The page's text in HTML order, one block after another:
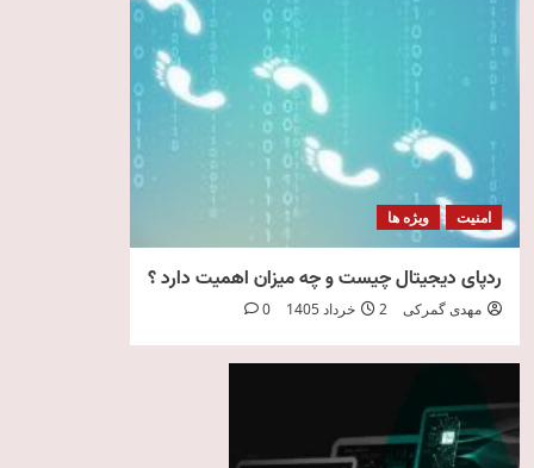
امنیت ویژه ها
ردپای دیجیتال چیست و چه میزان اهمیت دارد ؟
مهدی گمرکی 2 خرداد 1405 0